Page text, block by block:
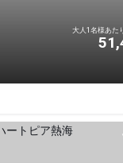
大人1名様あた